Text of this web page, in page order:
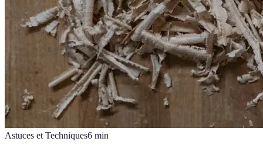
Astuces et Techniques6 min